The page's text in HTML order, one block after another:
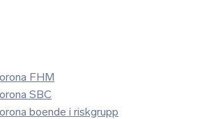
FHM
SBC
boende i riskgrupp